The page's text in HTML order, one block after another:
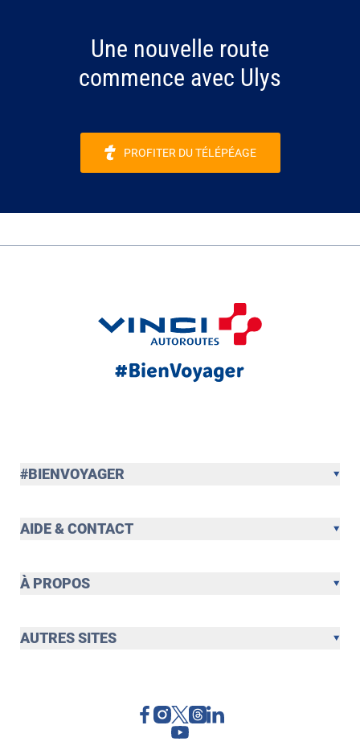
Une nouvelle route
commence avec Ulys
PROFITER DU TÉLÉPÉAGE
#BIENVOYAGER
AIDE & CONTACT
À PROPOS
AUTRES SITES